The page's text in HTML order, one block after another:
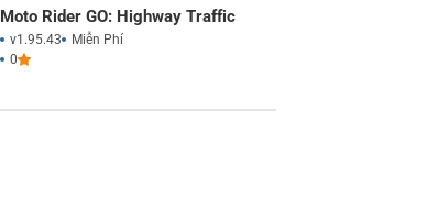
Moto Rider GO: Highway Traffic
v1.95.43
Miễn Phí
0